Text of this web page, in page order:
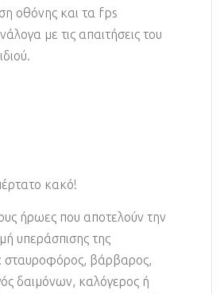
οθόνης και τα fps
με τις απαιτήσεις του
κακό!
ήρωες που αποτελούν την
υπεράσπισης της
σταυροφόρος, βάρβαρος,
δαιμόνων, καλόγερος ή